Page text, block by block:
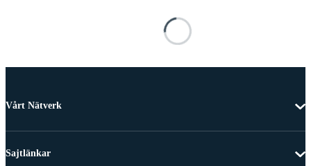
Vårt Nätverk
Sajtlänkar